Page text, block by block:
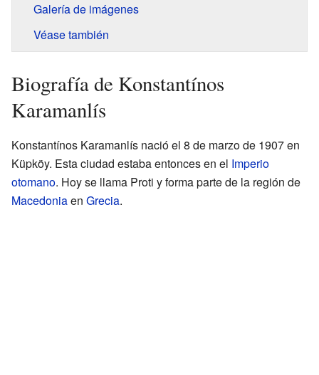
Galería de imágenes
Véase también
Biografía de Konstantínos
Karamanlís
Konstantínos Karamanlís nació el 8 de marzo de 1907 en
Küpköy. Esta ciudad estaba entonces en el Imperio
otomano. Hoy se llama Proti y forma parte de la región de
Macedoniaen Grecia.